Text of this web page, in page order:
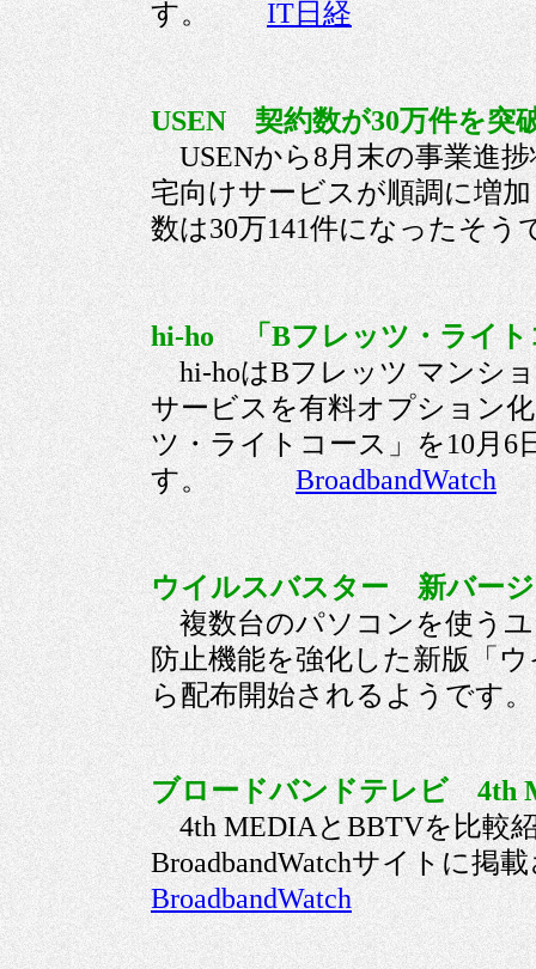
す。IT日経
USEN 契約数が30万件を突
USENから8月末の事業進捗
宅向けサービスが順調に増
数は30万141件になった
hi-ho 「Bフレッツ・ライ
hi-hoはBフレッツ マンシ
サービスを有料オプション
ツ・ライトコース」を10月
す。BroadbandWatch
ウイルスバスター 新バー
複数台のパソコンを使うユ
防止機能を強化した新版「
ら配布開始されるようで
ブロードバンドテレビ 4th
4th MEDIAとBBTVを比較
BroadbandWatchサイト
BroadbandWatch